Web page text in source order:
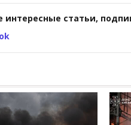
интересные статьи,